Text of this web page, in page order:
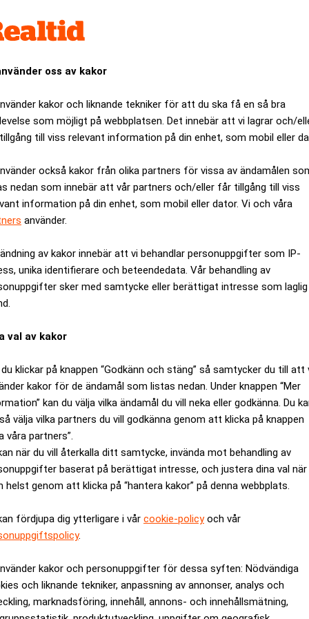
oss av kakor
kakor och liknande tekniker för att du ska få en så bra
som möjligt på webbplatsen. Det innebär att vi lagrar och/
till viss relevant information på din enhet, som mobil eller
också kakor från olika partners för vissa av ändamålen
nedan som innebär att vår partners och/eller får tillgång till viss
information på din enhet, som mobil eller dator. Vi och våra
använder.
av kakor innebär att vi behandlar personuppgifter som IP-
unika identifierare och beteendedata. Vår behandling av
sker med samtycke eller berättigat intresse som laglig
val av kakor
klickar på knappen “Godkänn och stäng” så samtycker du till att
kakor för de ändamål som listas nedan. Under knappen “Mer
kan du välja vilka ändamål du vill neka eller godkänna. Du
välja vilka partners du vill godkänna genom att klicka på knappen
våra partners”.
när du vill återkalla ditt samtycke, invända mot behandling av
baserat på berättigat intresse, och justera dina val när
helst genom att klicka på “hantera kakor” på denna webbplats.
fördjupa dig ytterligare i vår cookie-policyoch vår
.
kakor och personuppgifter för dessa syften: Nödvändiga
och liknande tekniker, anpassning av annonser, analys och
marknadsföring, innehåll, annons- och innehållsmätning,
och Johan Ulander väntar på åtal.
in under 2016, rörde grovt bokföringsbrott, grovt
på en fällande dom i Svea hovrätt, ska Guldstrand och
AB ha åsidosatt bokföringsskyldigheten för
på Johan Ulanders bolag Dabah Trading i
kronor jämte ränta med 61 miljoner kronor. Ytterligare en
Mining på 18 miljoner kronor jämte en ränta om cirka en
då bolagets redovisninng legat till grund för
belopp”. Säkerheten bestod av 150.000 aktier i GKL som,
med Contender-obligationerna.
utelämnats från årsredoviningarna till 212 miljoner kronor
en ränta om 3 miljoner kronor. För räkenskapsåret 2011
kronor.
räkenskapsår men det har inte betalats av investerarna.
vilket det inte gjort. Detta har i sin tur gett sken av att
penninghäleri har åklagaren uppgett att Guldstrand och
för GKL Growth Capital AB i Stockholm och Dabah Trading
brottsligt förvärv”.
ANNONS